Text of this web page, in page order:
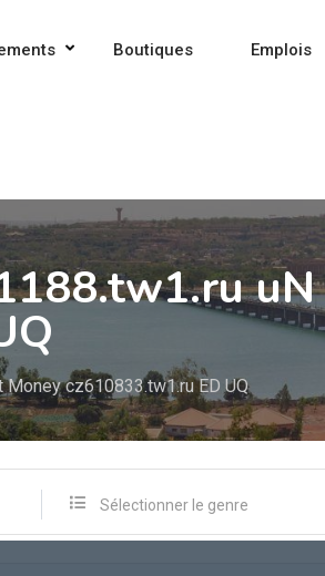
Boutiques Emplois
Money cz610833.tw1.ru ED UQ
Sélectionner le genre